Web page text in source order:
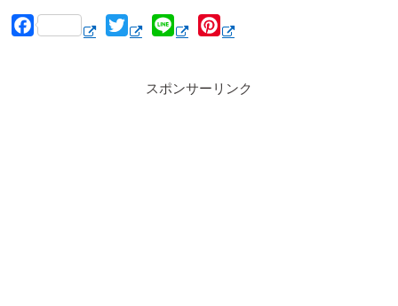
F
T
L
e
P
t
スポンサーリンク